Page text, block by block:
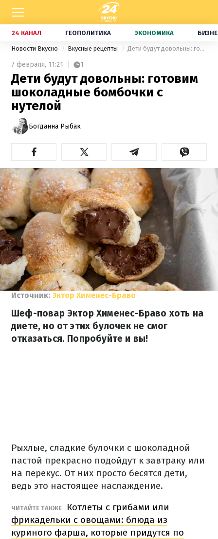
24 КАНАЛ ГЕОПОЛИТИКА ЭКОНОМИКА
Новости Вкусно Вкусные рецепты Дети будут довольны: готовим шоколадные бомбочки с нутелой
7 февраля, 11:21 1
Дети будут довольны: готовим
шоколадные бомбочки с
нутелой
Богданна Рыбак
Источник: Эктор Хименес-Браво
Шеф-повар Эктор Хименес-Браво хоть на
диете, но от этих булочек не смог
отказаться. Попробуйте и вы!
Рыхлые, сладкие булочки с шоколадной
пастой прекрасно подойдут к завтраку или
на перекус. От них просто бесятся дети,
ведь это настоящее наслаждение.
ЧИТАЙТЕ ТАКЖЕ
Котлеты с грибами или
фрикадельки с овощами: блюда из
куриного фарша, которые придутся по